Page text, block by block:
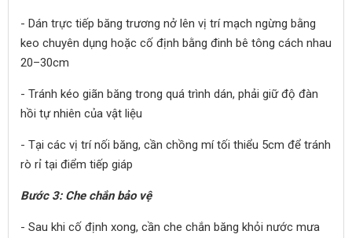
- Dán trực tiếp băng trương nở lên vị trí mạch ngừng bằng
keo chuyên dụng hoặc cố định bằng đinh bê tông cách nhau
20–30cm
- Tránh kéo giãn băng trong quá trình dán, phải giữ độ đàn
hồi tự nhiên của vật liệu
- Tại các vị trí nối băng, cần chồng mí tối thiểu 5cm để tránh
rò rỉ tại điểm tiếp giáp
Bước 3: Che chắn bảo vệ
- Sau khi cố định xong, cần che chắn băng khỏi nước mưa